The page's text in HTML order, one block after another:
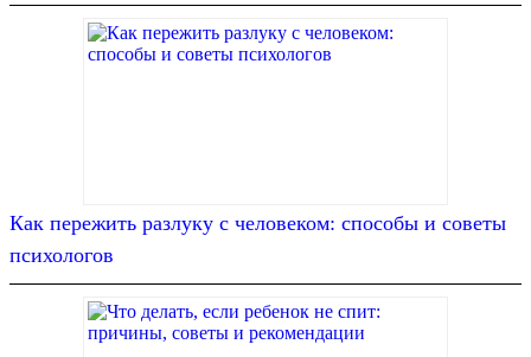
Как пережить разлуку с человеком: способы и советы
психологов